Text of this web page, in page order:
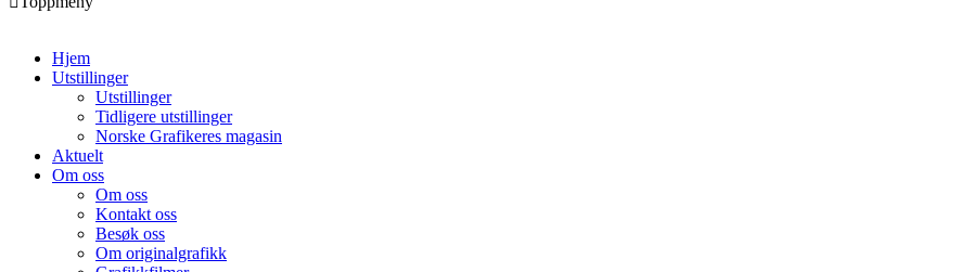
Hjem
Utstillinger
Utstillinger
Tidligere utstillinger
Norske Grafikeres magasin
Aktuelt
Om oss
Om oss
Kontakt oss
Besøk oss
Om originalgrafikk